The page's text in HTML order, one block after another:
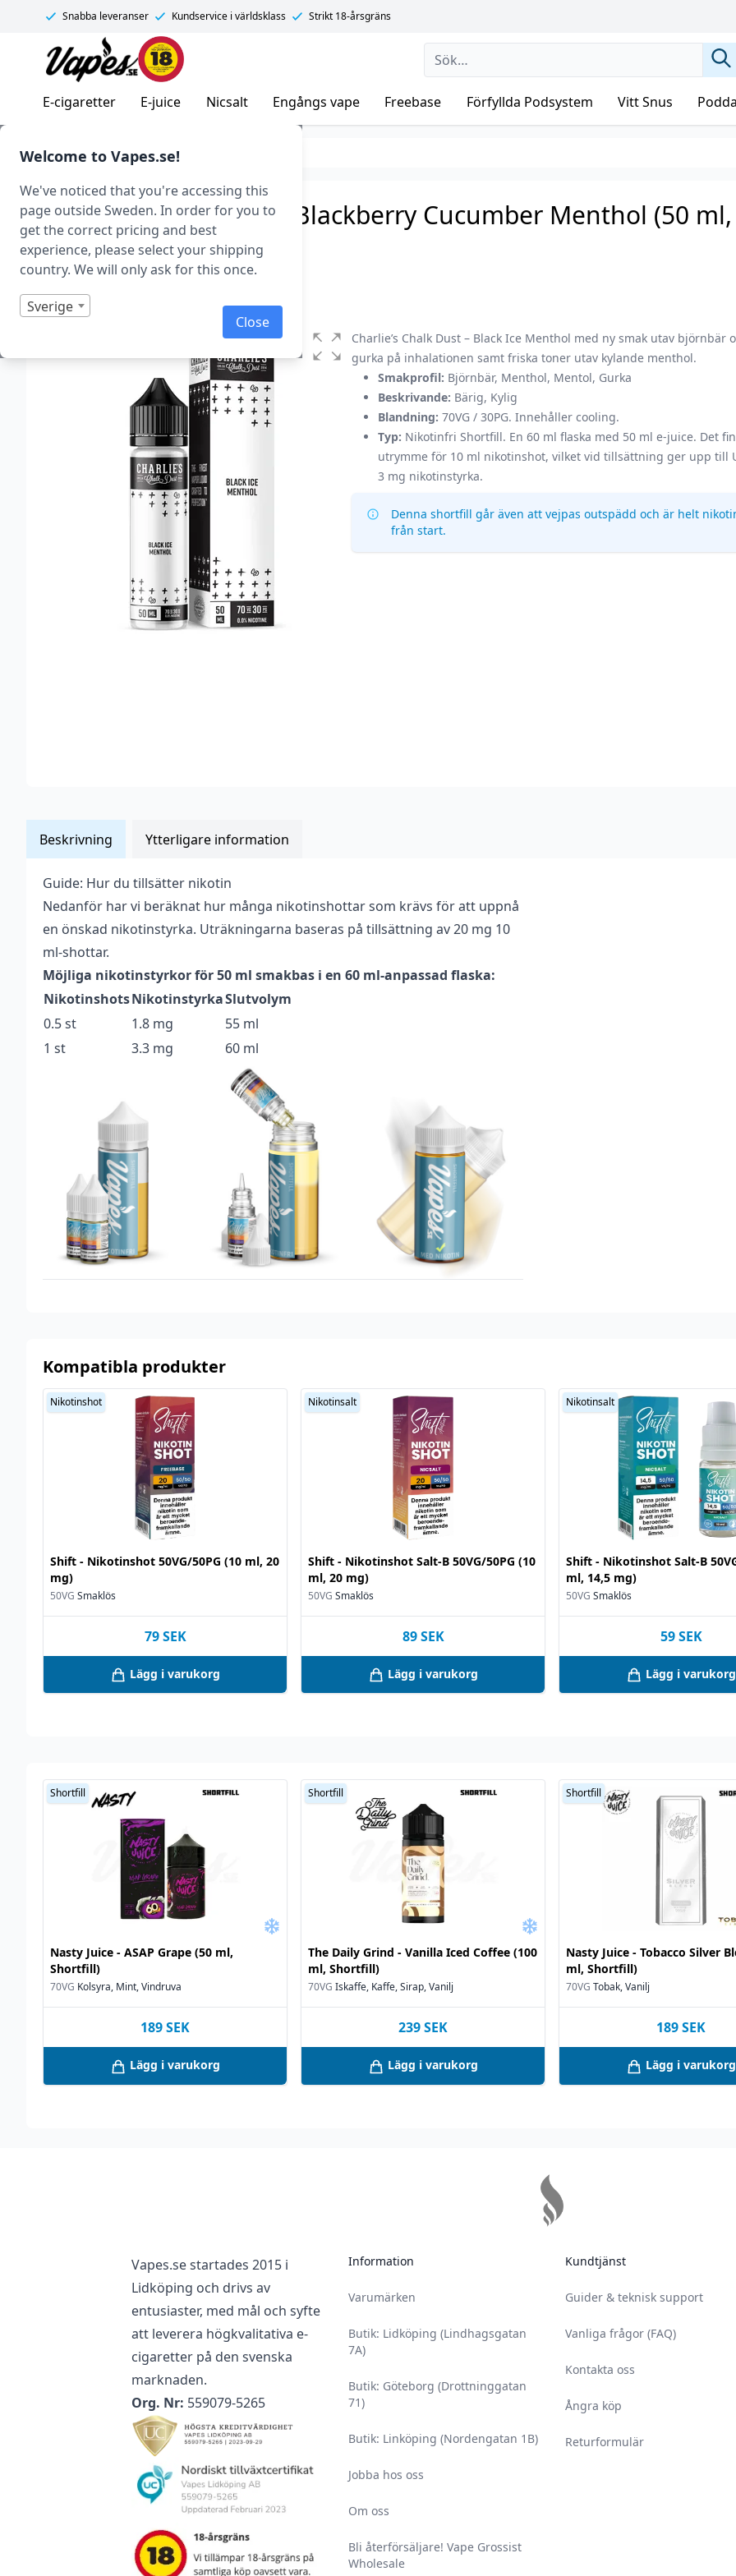
Welcome to Vapes.se!
We've noticed that you're accessing this
page outside Sweden. In order for you to
get the correct pricing and best
experience, please select your shipping
country. We will only ask for this once.
Sverige
Close
Snabba leveranser Kundservice i världsklass Strikt 18-årsgräns
Vapes.se
E-cigaretter E-juice Nicsalt Engångs vape Freebase Förfyllda Podsystem Vitt Snus
E-juice E-juice varumärken
Charlie’s Chalk Dust – Blackberry Cucumber Menthol (50 ml,
Shortfill)
Art.nr: 41177
I lager
Charlie’s Chalk Dust – Black Ice Menthol med ny smak utav björnbär
gurka på inhalationen samt friska toner utav kylande menthol.
Smakprofil: Björnbär, Menthol, Mentol, Gurka
Beskrivande: Bärig, Kylig
Blandning: 70VG / 30PG. Innehåller cooling.
Typ: Nikotinfri Shortfill. En 60 ml flaska med 50 ml e-juice. Det
utrymme för 10 ml nikotinshot, vilket vid tillsättning ger upp till
3 mg nikotinstyrka.
Denna shortfill går även att vejpas outspädd och är helt
från start.
Beskrivning Ytterligare information
Guide: Hur du tillsätter nikotin
Nedanför har vi beräknat hur många nikotinshottar som krävs för att uppnå
en önskad nikotinstyrka. Uträkningarna baseras på tillsättning av 20 mg 10
ml-shottar.
Möjliga nikotinstyrkor för 50 ml smakbas i en 60 ml-anpassad flaska:
NikotinshotsNikotinstyrkaSlutvolym
0.5 st
1.8 mg
55 ml
1 st
3.3 mg 60 ml
Vikt
0,081 kg
Anpassad för
Upp till 3 mg
Antal ml
50 ml
Beskrivande
Bärig,Kylig
Blandning
70VG / 30PG
Innehåller
Tillverkare
Pachamama by CCD
Typ
Utrymme för
nikotinshots
10 ml (1 st)
Smakprofil Björnbär,Menthol,Mentol,Gurka
Kompatibla produkter
Shift - Nikotinshot 50VG/50PG (10 ml, 20
mg)
50VG Smaklös
Nikotinshot
79 SEK
Lägg i varukorg
Shift - Nikotinshot Salt-B 50VG/50PG (10
ml, 20 mg)
50VG Smaklös
Nikotinsalt
89 SEK
Lägg i varukorg
Shift - Nikotinshot Salt-B
ml, 14,5 mg)
50VG Smaklös
Nikotinsalt
59 SEK
Lägg i varukorg
Nasty Juice - ASAP Grape (50 ml,
Shortfill)
70VG Kolsyra, Mint, Vindruva
Shortfill
189SEK
Lägg i varukorg
The Daily Grind - Vanilla Iced Coffee (100
ml, Shortfill)
70VG Iskaffe, Kaffe, Sirap, Vanilj
Shortfill
239SEK
Lägg i varukorg
Nasty Juice - Tobacco Silver
ml, Shortfill)
70VG Tobak, Vanilj
Shortfill
189SEK
Lägg i varukorg
Vapes.se startades 2015 i
Lidköping och drivs av
entusiaster, med mål och syfte
att leverera högkvalitativa e-
cigaretter på den svenska
marknaden.
Org. Nr: 559079-5265
Information
Varumärken
Butik: Lidköping (Lindhagsgatan
7A)
Butik: Göteborg (Drottninggatan
71)
Butik: Linköping (Nordengatan 1B)
Jobba hos oss
Om oss
Bli återförsäljare! Vape Grossist
Wholesale
Kundtjänst
Guider & teknisk support
Vanliga frågor (FAQ)
Kontakta oss
Ångra köp
Returformulär